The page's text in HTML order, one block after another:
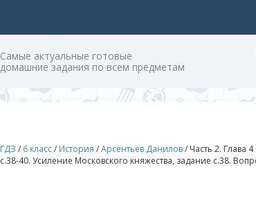
Cамые актуальные готовые
домашние задания по всем предметам
ГДЗ / 6 класс/ История /Арсентьев Данилов/ Часть 2. Глава
c.38-40. Усиление Московского княжества, задание с.38.